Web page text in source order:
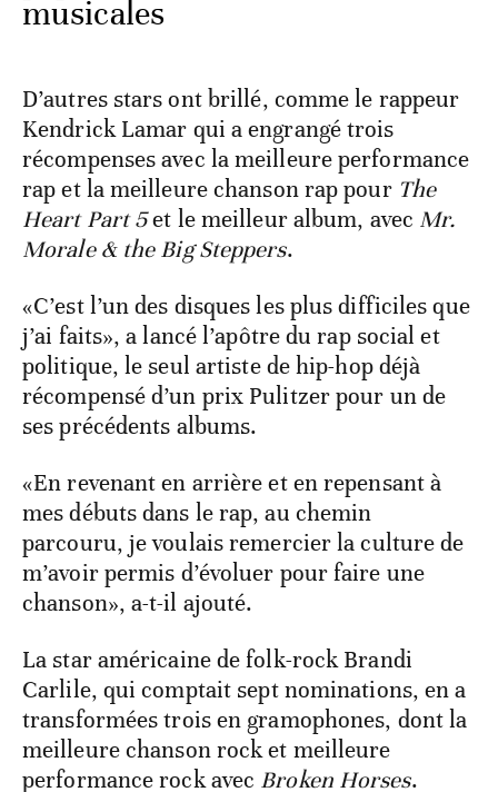
musicales
D’autres stars ont brillé, comme le rappeur
Kendrick Lamar qui a engrangé trois
récompenses avec la meilleure performance
rap et la meilleure chanson rap pour The
Heart Part 5et le meilleur album, avec Mr.
Morale & the Big Steppers.
«C’est l’un des disques les plus difficiles que
j’ai faits», a lancé l’apôtre du rap social et
politique, le seul artiste de hip-hop déjà
récompensé d’un prix Pulitzer pour un de
ses précédents albums.
«En revenant en arrière et en repensant à
mes débuts dans le rap, au chemin
parcouru, je voulais remercier la culture de
m’avoir permis d’évoluer pour faire une
chanson», a-t-il ajouté.
La star américaine de folk-rock Brandi
Carlile, qui comptait sept nominations, en a
transformées trois en gramophones, dont la
meilleure chanson rock et meilleure
performance rock avec Broken Horses.